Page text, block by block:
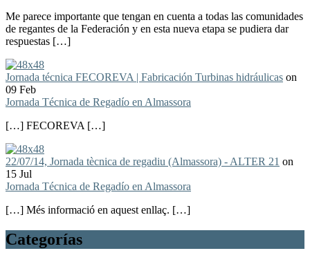
Me parece importante que tengan en cuenta a todas las comunidades
de regantes de la Federación y en esta nueva etapa se pudiera dar
respuestas […]
Jornada técnica FECOREVA | Fabricación Turbinas hidráulicas on
09 Feb
Jornada Técnica de Regadío en Almassora
[…] FECOREVA […]
22/07/14, Jornada tècnica de regadiu (Almassora) - ALTER 21 on
15 Jul
Jornada Técnica de Regadío en Almassora
[…] Més informació en aquest enllaç. […]
Categorías